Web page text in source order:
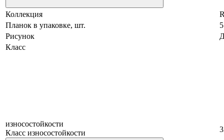
Коллекция
Планок в упаковке, шт.
Рисунок
Класс
износостойкости
Класс износостойкости